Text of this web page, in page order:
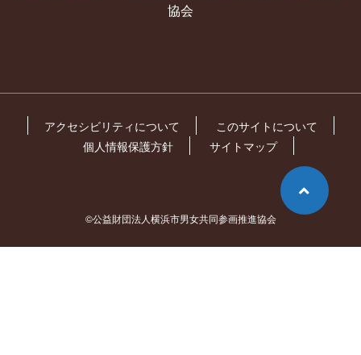
協会
アクセシビリティについて
このサイトについて
個人情報保護方針
サイトマップ
©公益財団法人横浜市男女共同参画推進協会